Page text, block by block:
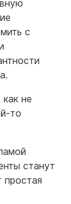
с
не
то
станут
простая